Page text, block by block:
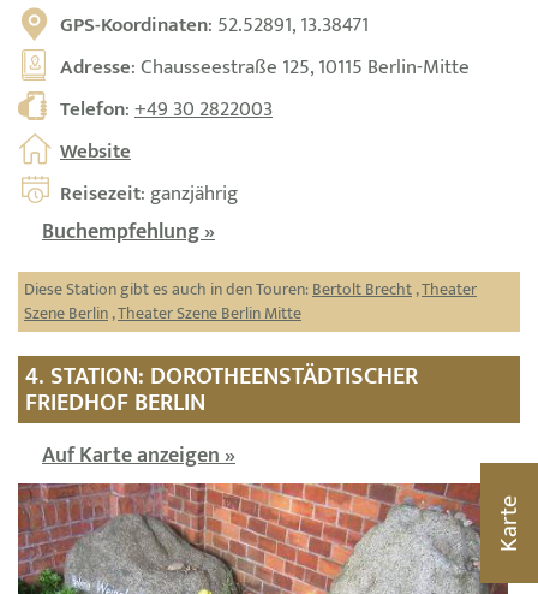
GPS-Koordinaten: 52.52891, 13.38471
Adresse: Chausseestraße 125, 10115 Berlin-Mitte
Telefon:+49 30 2822003
Website
Reisezeit: ganzjährig
Buchempfehlung »
Diese Station gibt es auch in den Touren:Bertolt Brecht,Theater
Szene Berlin,Theater Szene Berlin Mitte
4. STATION: DOROTHEENSTÄDTISCHER
FRIEDHOF BERLIN
Auf Karte anzeigen »
Karte